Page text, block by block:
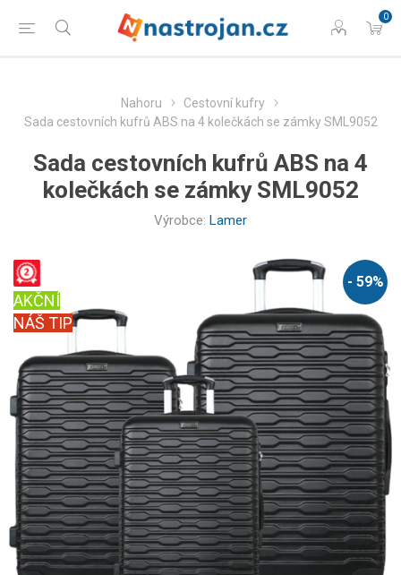
0
Nahoru
Cestovní kufry
Sada cestovních kufrů ABS na 4 kolečkách se zámky SML9052
Sada cestovních kufrů ABS na 4
kolečkách se zámky SML9052
Výrobce: Lamer
- 59%
NÁŠ TIP
AKČNÍ